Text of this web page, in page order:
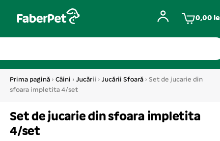
0,00
Prima pagină › Câini › Jucării › Jucării Sfoară › Set de jucarie din
sfoara impletita 4/set
Set de jucarie din sfoara impletita
4/set